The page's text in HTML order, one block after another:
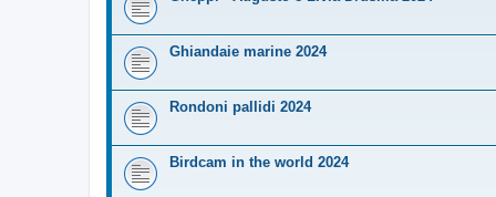
Ghiandaie marine 2024
Rondoni pallidi 2024
Birdcam in the world 2024